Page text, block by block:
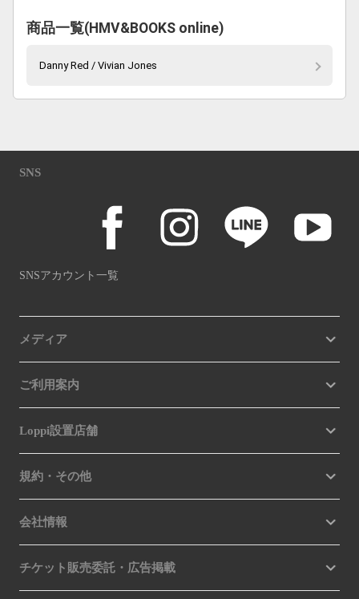
商品一覧(HMV&BOOKS online)
Danny Red / Vivian Jones
SNS
SNSアカウント一覧
メディア
ご利用案内
Loppi設置店舗
規約・その他
会社情報
チケット販売委託・広告掲載